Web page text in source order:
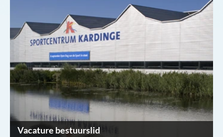
Vacature bestuurslid